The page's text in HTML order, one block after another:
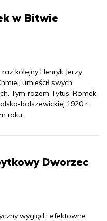
w Bitwie
kolejny Henryk Jerzy
umieścił swych
Tym razem Tytus, Romek
bolszewickiej 1920 r.,
roku.
Dworzec
wygląd i efektowne